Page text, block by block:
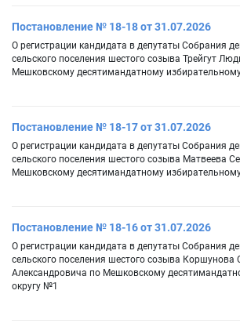
Постановление № 18-18 от 31.07.2026
О регистрации кандидата в депутаты Собрания
сельского поселения шестого созыва Трейгут
Мешковскому десятимандатному
Постановление № 18-17 от 31.07.2026
О регистрации кандидата в депутаты Собрания
сельского поселения шестого созыва Матвеева
Мешковскому десятимандатному
Постановление № 18-16 от 31.07.2026
О регистрации кандидата в депутаты Собрания
сельского поселения шестого созыва Коршунова
Александровича по Мешковскому
округу №1